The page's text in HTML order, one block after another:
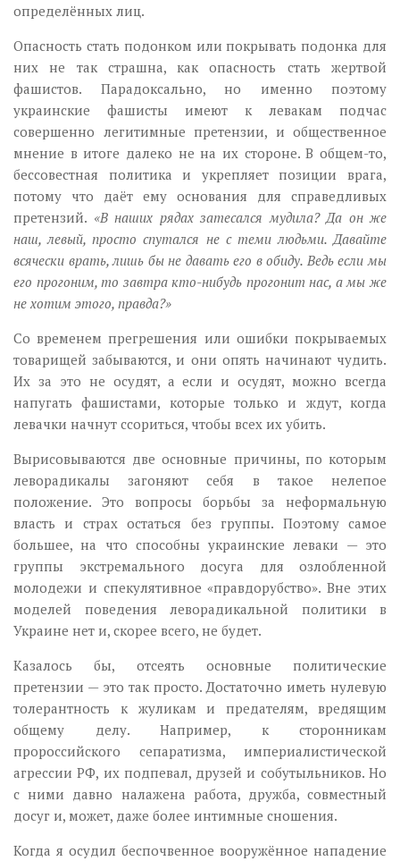
определённых лиц.
Опасность стать подонком или покрывать подонка для
них не так страшна, как опасность стать жертвой
фашистов. Парадоксально, но именно поэтому
украинские фашисты имеют к левакам подчас
совершенно легитимные претензии, и общественное
мнение в итоге далеко не на их стороне. В общем-то,
бессовестная политика и укрепляет позиции врага,
потому что даёт ему основания для справедливых
претензий. «В наших рядах затесался мудила? Да он же
наш, левый, просто спутался не с теми людьми. Давайте
всячески врать, лишь бы не давать его в обиду. Ведь если мы
его прогоним, то завтра кто-нибудь прогонит нас, а мы же
не хотим этого, правда?»
Со временем прегрешения или ошибки покрываемых
товарищей забываются, и они опять начинают чудить.
Их за это не осудят, а если и осудят, можно всегда
напугать фашистами, которые только и ждут, когда
левачки начнут ссориться, чтобы всех их убить.
Вырисовываются две основные причины, по которым
леворадикалы загоняют себя в такое нелепое
положение. Это вопросы борьбы за неформальную
власть и страх остаться без группы. Поэтому самое
большее, на что способны украинские леваки — это
группы экстремального досуга для озлобленной
молодежи и спекулятивное «правдорубство». Вне этих
моделей поведения леворадикальной политики в
Украине нет и, скорее всего, не будет.
Казалось бы, отсеять основные политические
претензии — это так просто. Достаточно иметь нулевую
толерантность к жуликам и предателям, вредящим
общему делу. Например, к сторонникам
пророссийского сепаратизма, империалистической
агрессии РФ, их подпевал, друзей и собутыльников. Но
с ними давно налажена работа, дружба, совместный
досуг и, может, даже более интимные сношения.
Когда я осудил беспочвенное вооружённое нападение